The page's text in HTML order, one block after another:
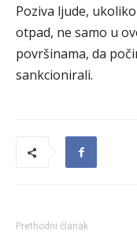
Poziva ljude,
otpad, ne samo u
površinama, da
sankcionirali.
Prethodni članak